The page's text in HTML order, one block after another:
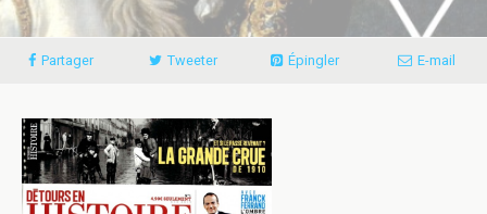
Partager Tweeter Épingler E-mail